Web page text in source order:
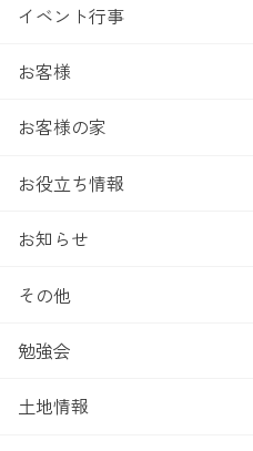
イベント行事
お客様
お客様の家
お役立ち情報
お知らせ
その他
勉強会
土地情報